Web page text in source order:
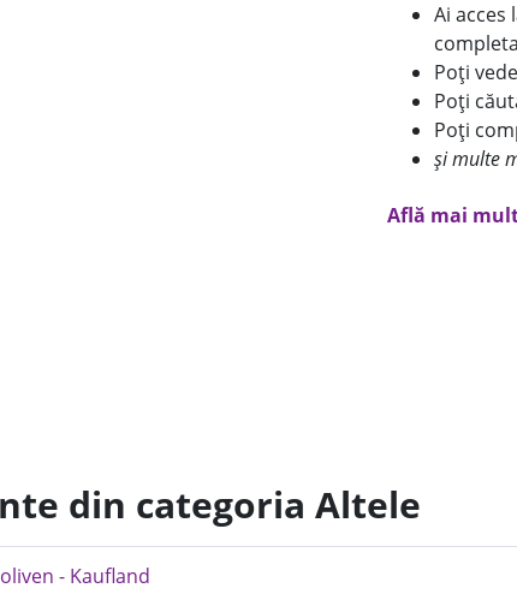
Ai
Poți
Poți
Poți
și multe
Află mai
din categoria Altele
- Kaufland